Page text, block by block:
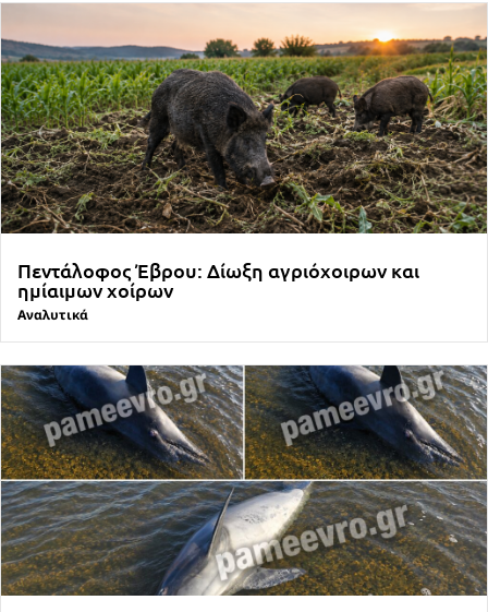
Πεντάλοφος Έβρου: Δίωξη αγριόχοιρων και
ημίαιμων χοίρων
Αναλυτικά